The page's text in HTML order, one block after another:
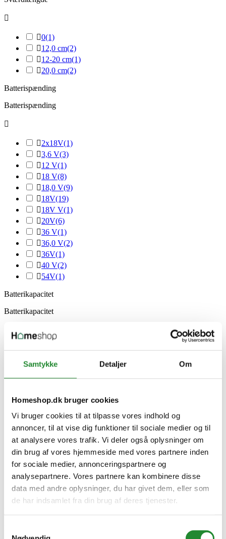
Samtykke Detaljer Om
Homeshop.dk bruger cookies
Vi bruger cookies til at tilpasse vores indhold og
annoncer, til at vise dig funktioner til sociale medier og til
at analysere vores trafik. Vi deler også oplysninger om
din brug af vores hjemmeside med vores partnere inden
for sociale medier, annonceringspartnere og
analysepartnere. Vores partnere kan kombinere disse
data med andre oplysninger, du har givet dem, eller som
de har indsamlet fra din brug af deres tjenester.

0(1)
12,0 cm(2)
12-20 cm(1)
20,0 cm(2)
Batterispænding
Batterispænding

2x18V(1)
3,6 V(3)
12 V(1)
18 V(8)
18,0 V(9)
18V(19)
18V V(1)
20V(6)
36 V(1)
36,0 V(2)
36V(1)
40 V(2)
54V(1)
Batterikapacitet
Batterikapacitet
&gt;&equals; 2,0 Ah(1)
 (1)
1,5 Ah
2 Ah(11)
2,0 / 4,0 Ah(1)
2,0 Ah (6)
2,5 / 4,0 / 5,0 / 6,0 Ah(1)
 2,5 Ah(3)
 2-8

5 Ah(2)